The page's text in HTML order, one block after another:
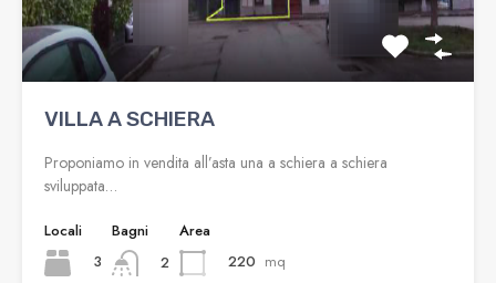
VILLA A SCHIERA
Proponiamo in vendita all’asta una a schiera a schiera
sviluppata…
Locali
3
Bagni
2
Area
220 mq